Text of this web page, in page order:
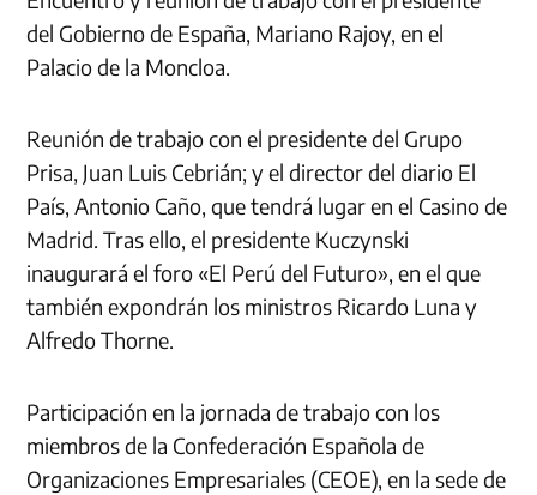
del Gobierno de España, Mariano Rajoy, en el
Palacio de la Moncloa.
Reunión de trabajo con el presidente del Grupo
Prisa, Juan Luis Cebrián; y el director del diario El
País, Antonio Caño, que tendrá lugar en el Casino de
Madrid. Tras ello, el presidente Kuczynski
inaugurará el foro «El Perú del Futuro», en el que
también expondrán los ministros Ricardo Luna y
Alfredo Thorne.
Participación en la jornada de trabajo con los
miembros de la Confederación Española de
Organizaciones Empresariales (CEOE), en la sede de